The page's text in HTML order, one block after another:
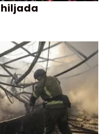
hiljada